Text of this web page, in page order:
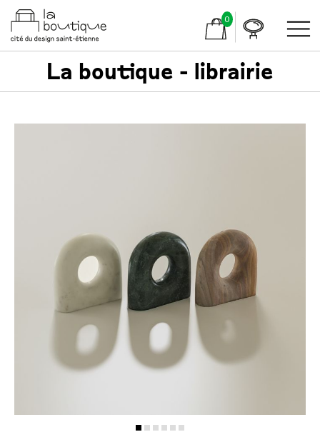
0
La boutique - librairie